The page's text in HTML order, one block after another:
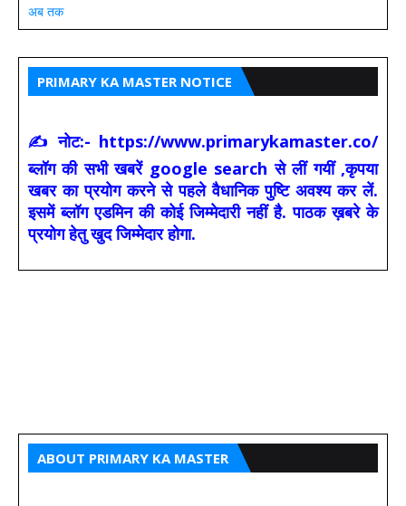
अब तक
PRIMARY KA MASTER NOTICE
✍ नोट:- https://www.primarykamaster.co/
ब्लॉग की सभी खबरें google search से लीं गयीं ,कृपया
खबर का प्रयोग करने से पहले वैधानिक पुष्टि अवश्य कर लें.
इसमें ब्लॉग एडमिन की कोई जिम्मेदारी नहीं है. पाठक ख़बरे के
प्रयोग हेतु खुद जिम्मेदार होगा.
ABOUT PRIMARY KA MASTER